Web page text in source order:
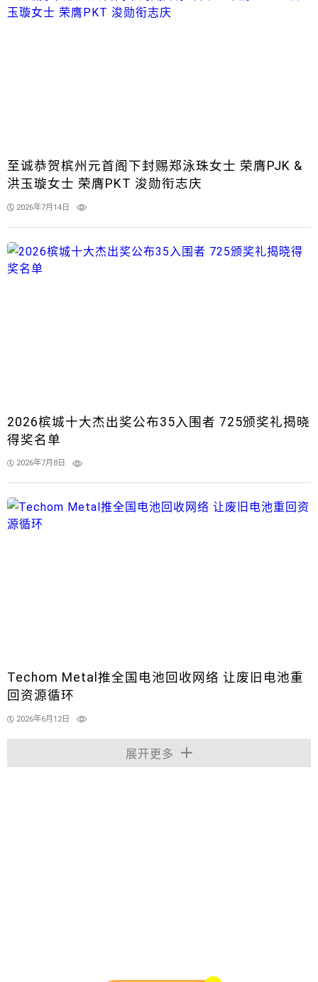
至诚恭贺槟州元首阁下封赐郑泳珠女士 荣膺PJK &
洪玉璇女士 荣膺PKT 浚勋衔志庆
2026年7月14日
2026槟城十大杰出奖公布35入围者 725颁奖礼揭晓
得奖名单
2026年7月8日
Techom Metal推全国电池回收网络 让废旧电池重
回资源循环
2026年6月12日
展开更多